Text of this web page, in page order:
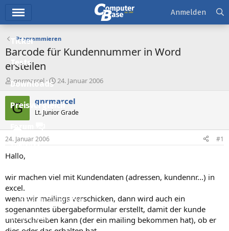
Ticker
Tests
Downloads
Preisvergleich
Forum
Aktuelles
Neue Beiträge
Neueste Aktivitäten
Leserartikel
Anmelden
Programmieren
Barcode für Kundennummer in Word
erstellen
E
r
s
t
e
r
gnrmarcel
E
s
e
t
24. Januar 2006
G gnrmarcel
Lt. Junior Grade
24. Januar 2006 #1
Hallo,
wir machen viel mit Kundendaten (adressen, kundennr...) in
excel.
wenn wir mailings verschicken, dann wird auch ein
sogenanntes übergabeformular erstellt, damit der kunde
unterschreiben kann (der ein mailing bekommen hat), ob er